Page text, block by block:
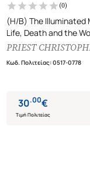
(0)
(H/B) The Illuminated
Life, Death and the
G. Ballard
PRIEST
Κωδ. Πολιτείας:0517-0778
30.00€
Τιμή Πολιτείας